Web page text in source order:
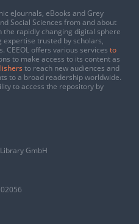
eJournals, eBooks and Grey
Social Sciences from and about
the rapidly changing digital sphere
expertise trusted by scholars,
CEEOL offers various services to
to make access to its content as
to reach new audiences and
to a broad readership worldwide.
to access the repository by
GmbH